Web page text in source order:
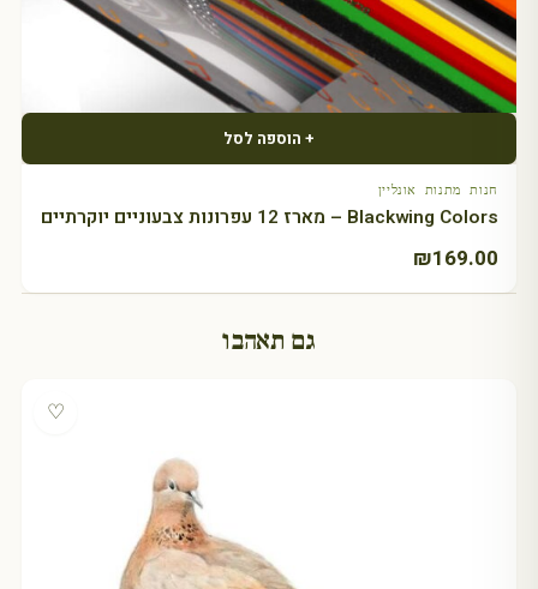
+ הוספה לסל
חנות מתנות אונליין
Blackwing Colors – מארז 12 עפרונות צבעוניים יוקרתיים
₪169.00
גם תאהבו
♡